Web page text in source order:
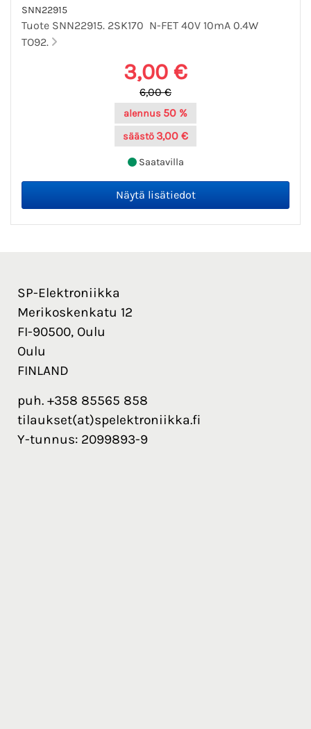
SNN22915
Tuote SNN22915. 2SK170 N-FET 40V 10mA 0.4W
TO92.
3,00 €
6,00 €
alennus 50 %
säästö 3,00 €
Saatavilla
SP-Elektroniikka
Merikoskenkatu 12
FI-90500, Oulu
Oulu
FINLAND
puh. +358 85565 858
tilaukset(at)spelektroniikka.fi
Y-tunnus: 2099893-9